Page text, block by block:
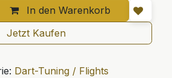
In den Warenkorb
Jetzt Kaufen
Dart-Tuning / Flights